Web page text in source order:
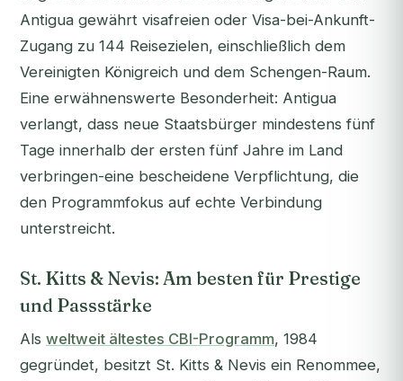
Antigua gewährt visafreien oder Visa-bei-Ankunft-
Zugang zu 144 Reisezielen, einschließlich dem
Vereinigten Königreich und dem Schengen-Raum.
Eine erwähnenswerte Besonderheit: Antigua
verlangt, dass neue Staatsbürger mindestens fünf
Tage innerhalb der ersten fünf Jahre im Land
verbringen-eine bescheidene Verpflichtung, die
den Programmfokus auf echte Verbindung
unterstreicht.
St. Kitts & Nevis: Am besten für Prestige
und Passstärke
Als weltweit ältestes CBI-Programm, 1984
gegründet, besitzt St. Kitts & Nevis ein Renommee,